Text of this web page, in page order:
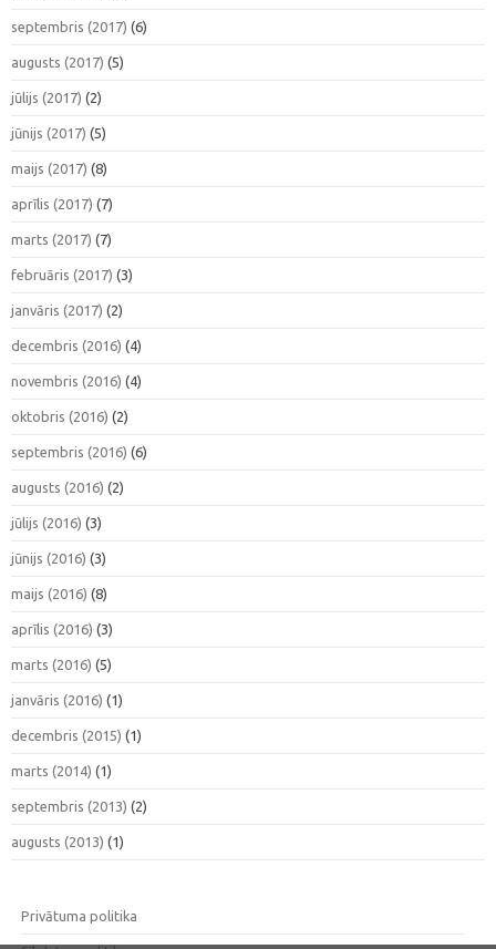
septembris (2017) (6)
augusts (2017) (5)
jūlijs (2017) (2)
jūnijs (2017) (5)
maijs (2017) (8)
aprīlis (2017) (7)
marts (2017) (7)
februāris (2017) (3)
janvāris (2017) (2)
decembris (2016) (4)
novembris (2016) (4)
oktobris (2016) (2)
septembris (2016) (6)
augusts (2016) (2)
jūlijs (2016) (3)
jūnijs (2016) (3)
maijs (2016) (8)
aprīlis (2016) (3)
marts (2016) (5)
janvāris (2016) (1)
decembris (2015) (1)
marts (2014) (1)
septembris (2013) (2)
augusts (2013) (1)
Privātuma politika